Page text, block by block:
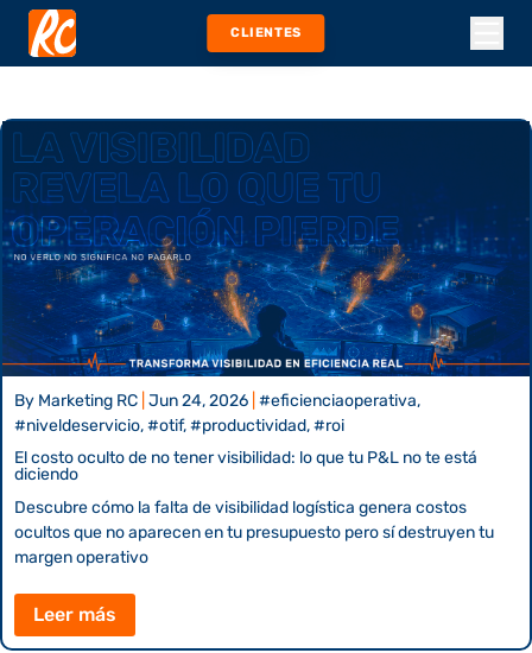
CLIENTES
By Marketing RC Jun 24, 2026 #eficienciaoperativa,
#niveldeservicio, #otif, #productividad, #roi
El costo oculto de no tener visibilidad: lo que tu P&L no te está
diciendo
Descubre cómo la falta de visibilidad logística genera costos
ocultos que no aparecen en tu presupuesto pero sí destruyen tu
margen operativo
Leer más